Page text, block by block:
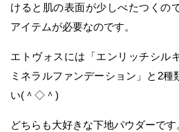
けると肌の表面が少しべたつくの
アイテムが必要なのです。
エトヴォスには「エンリッチシル
ミネラルファンデーション」と2種
い(＾◇＾)
どちらも大好きな下地パウダーです